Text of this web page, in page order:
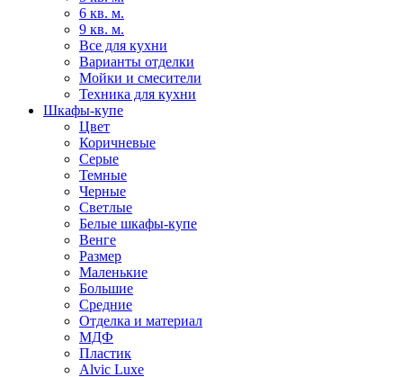
6 кв. м.
9 кв. м.
Все для кухни
Варианты отделки
Мойки и смесители
Техника для кухни
Шкафы-купе
Цвет
Коричневые
Серые
Темные
Черные
Светлые
Белые шкафы-купе
Венге
Размер
Маленькие
Большие
Средние
Отделка и материал
МДФ
Пластик
Alvic Luxe